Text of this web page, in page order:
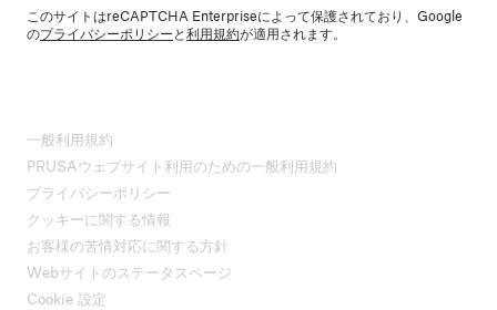
このサイトはreCAPTCHA Enterpriseによって保護されており、Google
のプライバシーポリシーと利用規約が適用されます。
一般利用規約
PRUSAウェブサイト利用のための一般利用規約
プライバシーポリシー
クッキーに関する情報
お客様の苦情対応に関する方針
Webサイトのステータスページ
Cookie 設定